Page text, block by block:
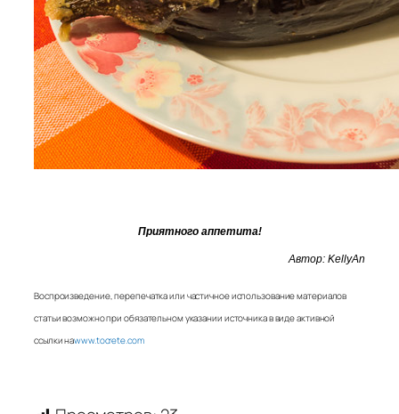
Приятного аппетита!
Автор: KellyAn
Воспроизведение, перепечатка или частичное использование материалов
статьи возможно при обязательном указании источника в виде активной
ссылки наwww.tocrete.com